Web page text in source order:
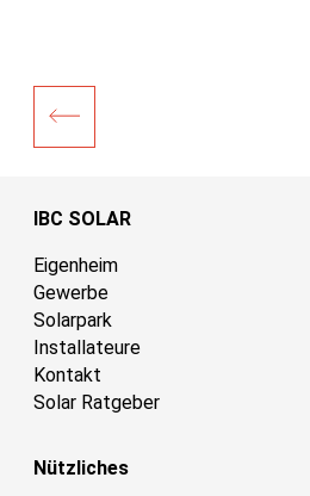
IBC SOLAR
Eigenheim
Gewerbe
Solarpark
Installateure
Kontakt
Solar Ratgeber
Nützliches